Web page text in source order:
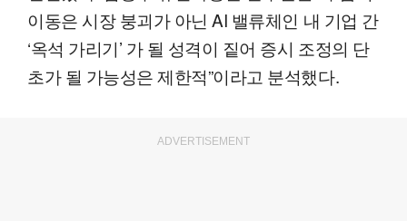
이동은 시장 붕괴가 아닌 AI 밸류체인 내 기업 간
‘옥석 가리기’ 가 될 성격이 짙어 증시 조정의 단
초가 될 가능성은 제한적”이라고 분석했다.
ADVERTISEMENT